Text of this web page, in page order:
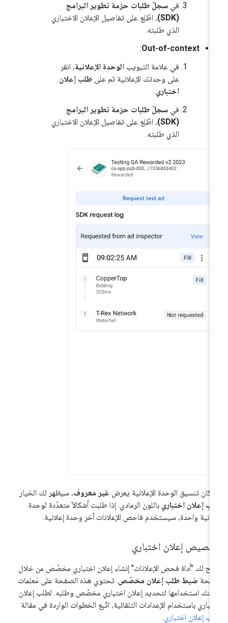
في سجلّ طلبات حزمة تطوير البرامج
، اطّلِع على تفاصيل الإعلان الاختباري
الذي طلبته.
Out-of-context
:
في علامة التبويبالوحدة الإعلانية، انقر
على وحدتك الإعلانية ثم علىطلب إعلان
اختباري.
في سجلّ طلبات حزمة تطوير البرامج
، اطّلِع على تفاصيل الإعلان الاختباري
الذي طلبته.
كان تنسيق الوحدة الإعلانية يعرضغير معروف ، سيظهر لك الخيار
إعلان اختباريباللون الرمادي. إذا طلبت أشكالاً متعدّدة لوحدة
واحدة، سيستخدم فاحص الإعلانات آخر وحدة إعلانية.
إعلان اختباري
لك "أداة فحص الإعلانات" إنشاء إعلان اختباري مخصّص من خلال
ضبط طلب إعلان مخصّص. تحتوي هذه الصفحة على مَعلمات
استخدامها لتحديد إعلان اختباري مخصّص وطلبه. لطلب إعلان
باستخدام الإعدادات التلقائية، اتّبِع الخطوات الواردة في مقالة
إعلان اختباري.